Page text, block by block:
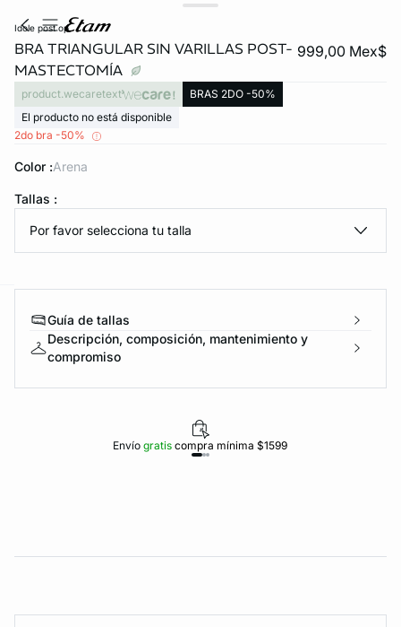
DE PANTIES
ahora
idole post op
BRA TRIANGULAR SIN VARILLAS POST-
MASTECTOMÍA
999,00 Mex$
product.wecaretext
BRAS 2DO -50%
El producto no está disponible
2do bra -50%
Color : arena
Tallas :
Por favor selecciona tu talla
Guía de tallas
Descripción, composición, mantenimiento y
compromiso
Envíogratiscompra mínima $1599